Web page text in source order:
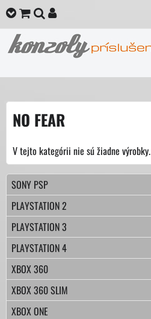
NO FEAR
V tejto kategórii nie sú žiadne výrobky.
SONY PSP
PLAYSTATION 2
PLAYSTATION 3
PLAYSTATION 4
XBOX 360
XBOX 360 SLIM
XBOX ONE